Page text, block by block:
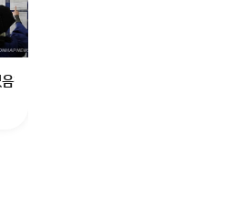
기승전결로 나눠서 기. 하고 설명하고
고 계정 빌려줬는데 제한이라고 접속이 안
산으로 가는 열차를 예매하려고 하는데 언
청년40만명이라는데 4년대학졸업생이 많